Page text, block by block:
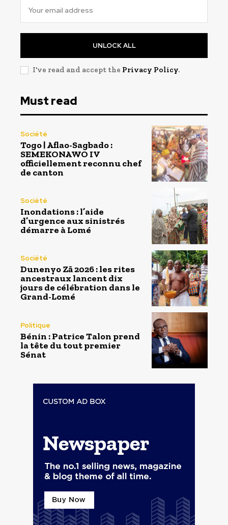
UNLOCK ALL
I've read and accept the Privacy Policy.
Must read
Société
Togo | Aflao-Sagbado :
SEMEKONAWO IV
officiellement reconnu chef
de canton
Société
Inondations : l’aide
d’urgence aux sinistrés
démarre à Lomé
Société
Dunenyo Zā 2026 : les rites
ancestraux lancent dix
jours de célébration dans le
Grand-Lomé
Politique
Bénin : Patrice Talon prend
la tête du tout premier
Sénat